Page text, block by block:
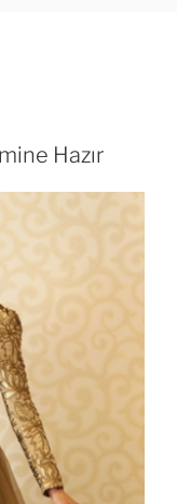
Hazır